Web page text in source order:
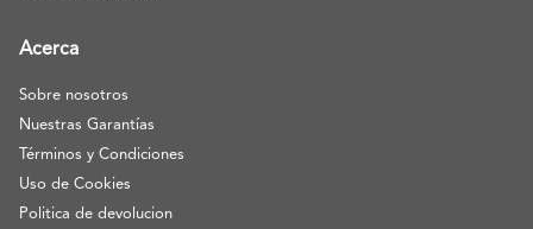
Acerca
Sobre nosotros
Nuestras Garantías
Términos y Condiciones
Uso de Cookies
Politica de devolucion